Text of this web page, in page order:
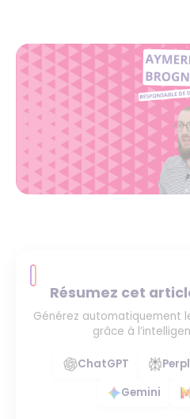
Résumez cet
Générez automatiquement
grâce à
ChatGPT
Gemini